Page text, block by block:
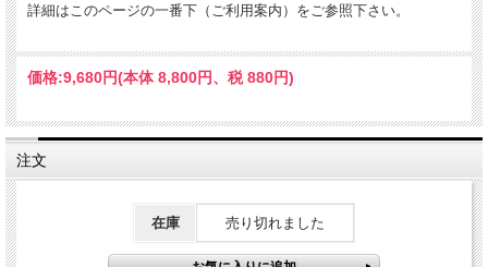
詳細はこのページの一番下（ご利用案内）をご参照下さい。
価格:9,680円(本体 8,800円、税 880円)
注文
在庫 売り切れました